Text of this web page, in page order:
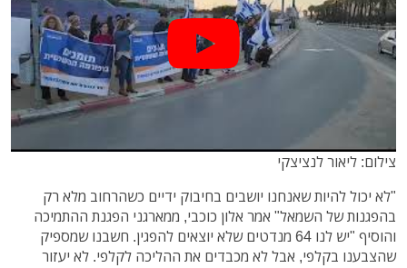
צילום: ליאור לנציצקי
"לא יכול להיות שאנחנו יושבים בחיבוק ידיים כשהרחוב מלא רק
בהפגנות של השמאל" אמר אלון כוכבי, ממארגני הפגנת ההתמיכה
והוסיף "יש לנו 64 מנדטים שלא יוצאים להפגין. חשבנו שמספיק
שהצבענו בקלפי, אבל לא מכבדים את ההליכה לקלפי. לא יעזור